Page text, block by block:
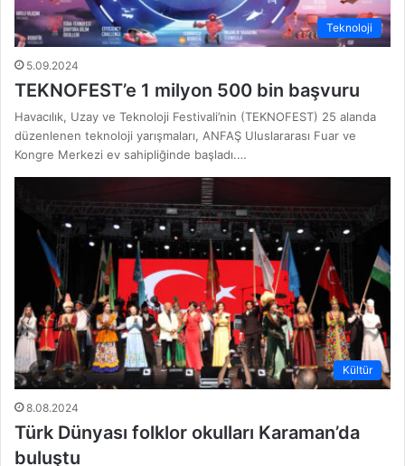
Teknoloji
5.09.2024
TEKNOFEST’e 1 milyon 500 bin başvuru
Havacılık, Uzay ve Teknoloji Festivali’nin (TEKNOFEST) 25 alanda
düzenlenen teknoloji yarışmaları, ANFAŞ Uluslararası Fuar ve
Kongre Merkezi ev sahipliğinde başladı.…
Kültür
8.08.2024
Türk Dünyası folklor okulları Karaman’da
buluştu